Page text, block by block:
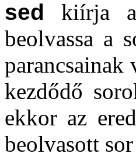
sed kiírja
beolvassa a
parancsainak
kezdődő
ekkor az
beolvasott